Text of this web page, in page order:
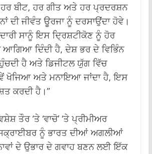
ਹਰ ਬੀਟ, ਹਰ ਗੀਤ ਅਤੇ ਹਰ ਪ੍ਰਦਰਸ਼ਨ
ਦੀ ਜੀਵੰਤ ਊਰਜਾ ਨੂੰ ਦਰਸਾਉਂਦਾ ਹੋਵੇ।
ਸਾਨੂੰ ਇਸ ਦ੍ਰਿਸ਼ਟੀਕੋਣ ਨੂੰ ਹੋਰ
ਆਗਿਆ ਦਿੰਦੀ ਹੈ, ਦੇਸ਼ ਭਰ ਦੇ ਵਿਭਿੰਨ
ਹੈ ਅਤੇ ਡਿਜੀਟਲ ਯੁੱਗ ਵਿੱਚ
ਖੋਜਿਆ ਅਤੇ ਮਨਾਇਆ ਜਾਂਦਾ ਹੈ, ਇਸ
ਕਰਦੀ ਹੈ।”
ਤੌਰ ‘ਤੇ ‘ਵਾਚੋ’ ‘ਤੇ ਪ੍ਰੀਮੀਅਰ
ਨੂੰ ਭਾਰਤ ਦੀਆਂ ਅਗਲੀਆਂ
ਦੇ ਉਭਾਰ ਦੇ ਗਵਾਹ ਬਣਨ ਲਈ ਇੱਕ